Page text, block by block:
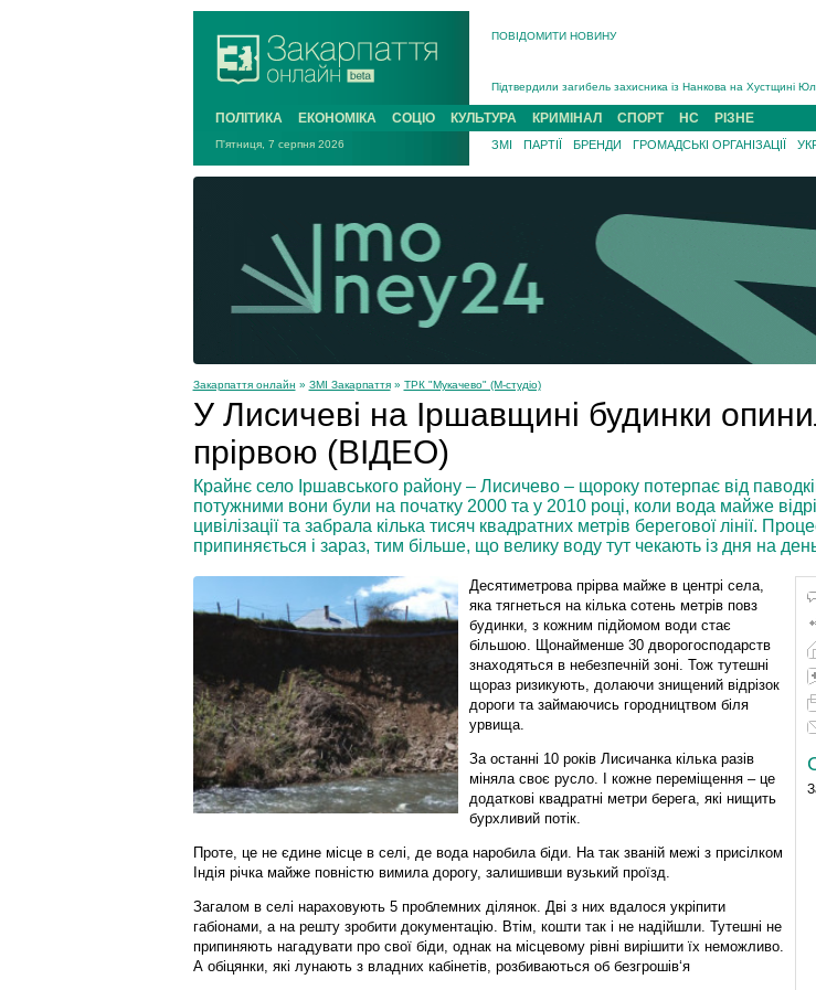
ПОВІДОМИТИ НОВИНУ
В Ужгороді попрощаються із полеглим на війні з росією
Підтвердили загибель захисника із Нанкова на Хустщині
На війні з рф поліг військовий з Виноградова Ігнат
На Хустщині внаслідок ДТП за участі трьох авто
Інструктора районного ТЦК на Закарпатті судитимуть за
ПОЛІТИКА ЕКОНОМІКА СОЦІО КУЛЬТУРА КРИМІНАЛ СПОРТ НС РІЗНЕ
П'ятниця, 7 серпня 2026 ЗМІ ПАРТІЇ БРЕНДИ ГРОМАДСЬКІ ОРГАНІЗАЦІЇ
Закарпаття онлайн » ЗМІ Закарпаття» ТРК "Мукачево" (М-студіо)
У Лисичеві на Іршавщині будинки
прірвою (ВІДЕО)
Крайнє село Іршавського району – Лисичево – щороку потерпає від
потужними вони були на початку 2000 та у 2010 році, коли вода майже
цивілізації та забрала кілька тисяч квадратних метрів берегової лінії.
припиняється і зараз, тим більше, що велику воду тут чекають із дня на
Десятиметрова прірва майже в центрі села,
яка тягнеться на кілька сотень метрів повз
будинки, з кожним підйомом води стає
більшою. Щонайменше 30 дворогосподарств
знаходяться в небезпечній зоні. Тож тутешні
щораз ризикують, долаючи знищений відрізок
дороги та займаючись городництвом біля
урвища.
За останні 10 років Лисичанка кілька разів
міняла своє русло. І кожне переміщення – це
додаткові квадратні метри берега, які нищить
бурхливий потік.
Проте, це не єдине місце в селі, де вода наробила біди. На так званій межі з присілком
Індія річка майже повністю вимила дорогу, залишивши вузький проїзд.
Загалом в селі нараховують 5 проблемних ділянок. Дві з них вдалося укріпити
габіонами, а на решту зробити документацію. Втім, кошти так і не надійшли. Тутешні не
припиняють нагадувати про свої біди, однак на місцевому рівні вирішити їх неможливо.
А обіцянки, які лунають з владних кабінетів, розбиваються об безгрошів‘я